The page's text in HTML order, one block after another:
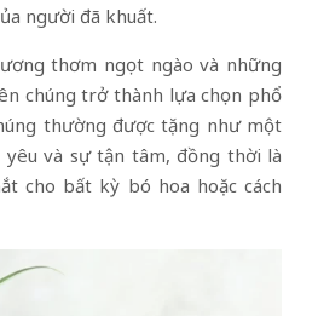
người đã khuất.
thơm ngọt ngào và những
chúng trở thành lựa chọn phổ
thường được tặng như một
và sự tận tâm, đồng thời là
cho bất kỳ bó hoa hoặc cách